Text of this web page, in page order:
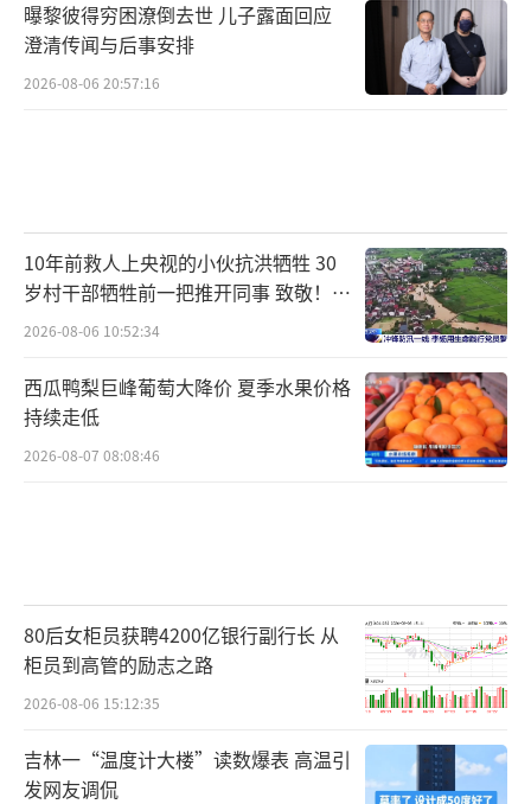
曝黎彼得穷困潦倒去世 儿子露面回应
澄清传闻与后事安排
2026-08-06 20:57:16
10年前救人上央视的小伙抗洪牺牲 30
岁村干部牺牲前一把推开同事 致敬！送
别！
2026-08-06 10:52:34
西瓜鸭梨巨峰葡萄大降价 夏季水果价格
持续走低
2026-08-07 08:08:46
80后女柜员获聘4200亿银行副行长 从
柜员到高管的励志之路
2026-08-06 15:12:35
吉林一“温度计大楼”读数爆表 高温引
发网友调侃